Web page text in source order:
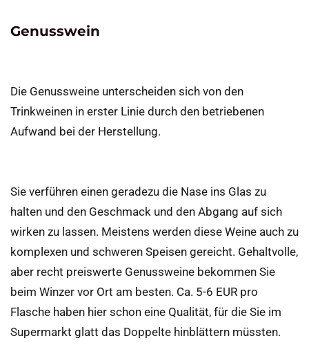
Genusswein
Die Genussweine unterscheiden sich von den
Trinkweinen in erster Linie durch den betriebenen
Aufwand bei der Herstellung.
Sie verführen einen geradezu die Nase ins Glas zu
halten und den Geschmack und den Abgang auf sich
wirken zu lassen. Meistens werden diese Weine auch zu
komplexen und schweren Speisen gereicht. Gehaltvolle,
aber recht preiswerte Genussweine bekommen Sie
beim Winzer vor Ort am besten. Ca. 5-6 EUR pro
Flasche haben hier schon eine Qualität, für die Sie im
Supermarkt glatt das Doppelte hinblättern müssten.